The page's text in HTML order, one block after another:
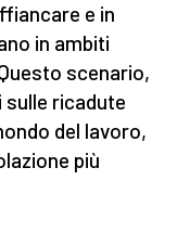
e in
in ambiti
scenario,
ricadute
del lavoro,
più